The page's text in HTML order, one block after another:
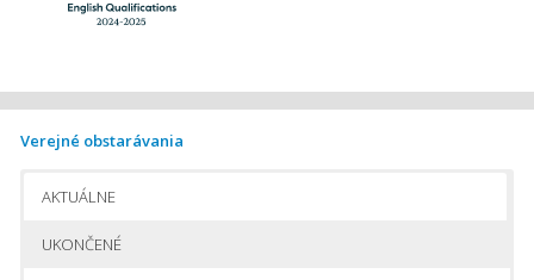
Verejné obstarávania
AKTUÁLNE
UKONČENÉ